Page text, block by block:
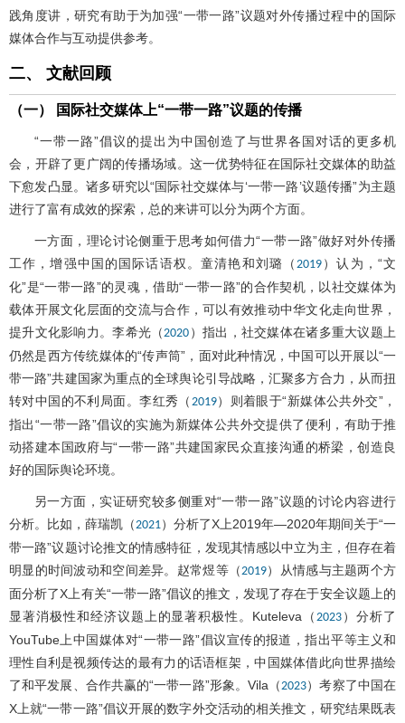
践角度讲，研究有助于为加强“一带一路”议题对外传播过程中的国际
媒体合作与互动提供参考。
二、 文献回顾
（一） 国际社交媒体上“一带一路”议题的传播
“一带一路”倡议的提出为中国创造了与世界各国对话的更多机
会，开辟了更广阔的传播场域。这一优势特征在国际社交媒体的助益
下愈发凸显。诸多研究以“国际社交媒体与‘一带一路’议题传播”为主题
进行了富有成效的探索，总的来讲可以分为两个方面。
一方面，理论讨论侧重于思考如何借力“一带一路”做好对外传播
工作，增强中国的国际话语权。童清艳和刘璐（ 2019 ）认为，“文
化”是“一带一路”的灵魂，借助“一带一路”的合作契机，以社交媒体为
载体开展文化层面的交流与合作，可以有效推动中华文化走向世界，
提升文化影响力。李希光（2020 ）指出，社交媒体在诸多重大议题上
仍然是西方传统媒体的“传声筒”，面对此种情况，中国可以开展以“一
带一路”共建国家为重点的全球舆论引导战略，汇聚多方合力，从而扭
转对中国的不利局面。李红秀（ 2019）则着眼于“新媒体公共外交”，
指出“一带一路”倡议的实施为新媒体公共外交提供了便利，有助于推
动搭建本国政府与“一带一路”共建国家民众直接沟通的桥梁，创造良
好的国际舆论环境。
另一方面，实证研究较多侧重对“一带一路”议题的讨论内容进行
分析。比如，薛瑞凯（2021）分析了X上2019年—2020年期间关于“一
带一路”议题讨论推文的情感特征，发现其情感以中立为主，但存在着
明显的时间波动和空间差异。赵常煜等（2019）从情感与主题两个方
面分析了X上有关“一带一路”倡议的推文，发现了存在于安全议题上的
显著消极性和经济议题上的显著积极性。Kuteleva（ 2023 ）分析了
YouTube上中国媒体对“一带一路”倡议宣传的报道，指出平等主义和
理性自利是视频传达的最有力的话语框架，中国媒体借此向世界描绘
了和平发展、合作共赢的“一带一路”形象。Vila（2023）考察了中国在
X上就“一带一路”倡议开展的数字外交活动的相关推文，研究结果既表